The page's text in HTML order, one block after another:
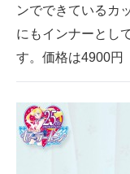
製造業のIT導入・
モノづくり技術者
電子設計の基本と応
エネルギーの専門メ
ンでできているカ
にもインナーとし
す。価格は4900円